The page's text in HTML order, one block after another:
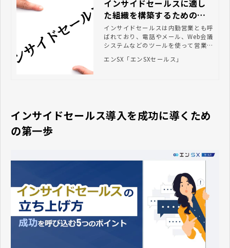
インサイドセールスに適し
た組織を構築するためのポ
イントを紹介
インサイドセールスは内勤営業とも呼
ばれており、電話やメール、Web会議
システムなどのツールを使って営業活
を運ばずにアプローチができるため、
者のなかには、「インサイドセールス
の導入を検討している」「インサイド
は、インサイドセールスに適した組
必要なツールについて解説します。
エンSX「エンSXセールス」
インサイドセールス導入を成功に導くため
の第一歩